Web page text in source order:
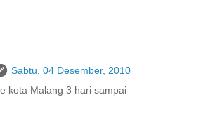
Sabtu, 04 Desember, 2010
kota Malang 3 hari sampai